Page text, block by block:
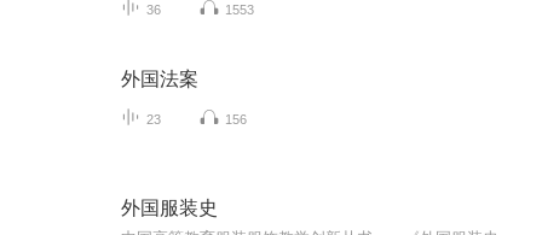
36 1553
外国法案
23 156
外国服装史